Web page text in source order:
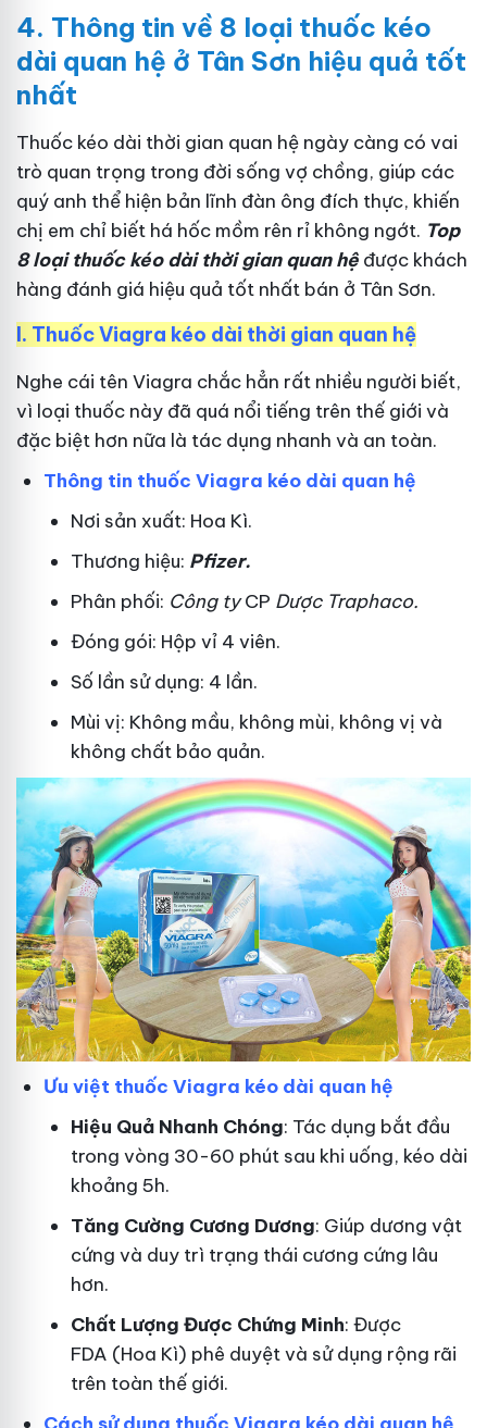
4. Thông tin về 8 loại thuốc kéo
dài quan hệ ở Tân Sơn hiệu quả tốt
nhất
Thuốc kéo dài thời gian quan hệ ngày càng có vai
trò quan trọng trong đời sống vợ chồng, giúp các
quý anh thể hiện bản lĩnh đàn ông đích thực, khiến
chị em chỉ biết há hốc mồm rên rỉ không ngớt. Top
8 loại thuốc kéo dài thời gian quan hệ được khách
hàng đánh giá hiệu quả tốt nhất bán ở Tân Sơn.
I. Thuốc Viagra kéo dài thời gian quan hệ
Nghe cái tên Viagra chắc hẳn rất nhiều người biết,
vì loại thuốc này đã quá nổi tiếng trên thế giới và
đặc biệt hơn nữa là tác dụng nhanh và an toàn.
Thông tin thuốc Viagra kéo dài quan hệ
Nơi sản xuất: Hoa Kì.
Thương hiệu: Pfizer.
Phân phối: Công tyCP Dược Traphaco.
Đóng gói: Hộp vỉ 4 viên.
Số lần sử dụng: 4 lần.
Mùi vị: Không mầu, không mùi, không vị và
không chất bảo quản.
Ưu việt thuốc Viagra kéo dài quan hệ
Hiệu Quả Nhanh Chóng: Tác dụng bắt đầu
trong vòng 30-60 phút sau khi uống, kéo dài
khoảng 5h.
Tăng Cường Cương Dương: Giúp dương vật
cứng và duy trì trạng thái cương cứng lâu
hơn.
Chất Lượng Được Chứng Minh: Được
FDA (Hoa Kì) phê duyệt và sử dụng rộng rãi
trên toàn thế giới.